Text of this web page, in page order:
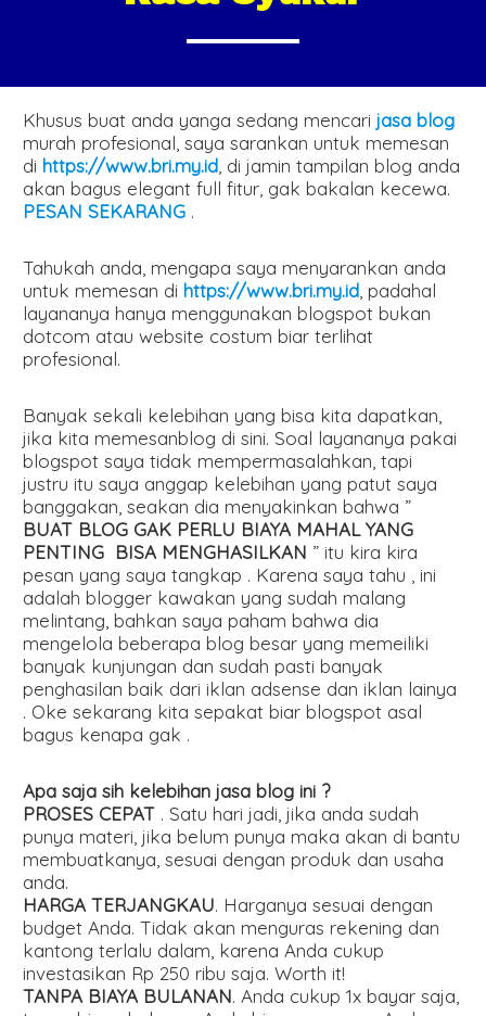
Khusus buat anda yanga sedang mencarijasa blog
murah profesional, saya sarankan untuk memesan
dihttps://www.bri.my.id , di jamin tampilan blog anda
akan bagus elegant full fitur, gak bakalan kecewa.
PESAN SEKARANG .
Tahukah anda, mengapa saya menyarankan anda
untuk memesan dihttps://www.bri.my.id , padahal
layananya hanya menggunakan blogspot bukan
dotcom atau website costum biar terlihat
profesional.
Banyak sekali kelebihan yang bisa kita dapatkan,
jika kita memesanblog di sini. Soal layananya pakai
blogspot saya tidak mempermasalahkan, tapi
justru itu saya anggap kelebihan yang patut saya
banggakan, seakan dia menyakinkan bahwa ”
BUAT BLOG GAK PERLU BIAYA MAHAL YANG
PENTING BISA MENGHASILKAN ” itu kira kira
pesan yang saya tangkap . Karena saya tahu , ini
adalah blogger kawakan yang sudah malang
melintang, bahkan saya paham bahwa dia
mengelola beberapa blog besar yang memeiliki
banyak kunjungan dan sudah pasti banyak
penghasilan baik dari iklan adsense dan iklan lainya
. Oke sekarang kita sepakat biar blogspot asal
bagus kenapa gak .
Apa saja sih kelebihan jasa blog ini ?
PROSES CEPAT . Satu hari jadi, jika anda sudah
punya materi, jika belum punya maka akan di bantu
membuatkanya, sesuai dengan produk dan usaha
anda.
HARGA TERJANGKAU. Harganya sesuai dengan
budget Anda. Tidak akan menguras rekening dan
kantong terlalu dalam, karena Anda cukup
investasikan Rp 250 ribu saja. Worth it!
TANPA BIAYA BULANAN. Anda cukup 1x bayar saja,